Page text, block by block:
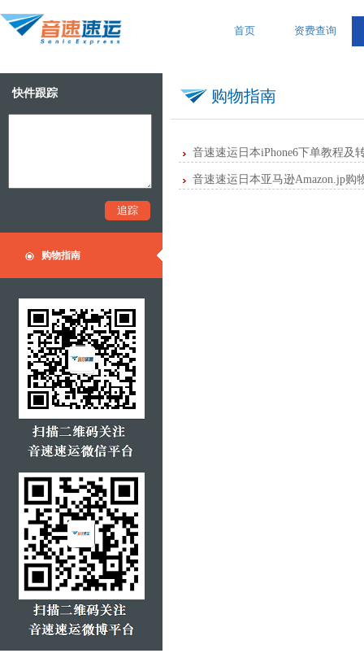
资费查询
首页
快件跟踪
购物指南
购物指南
音速速运日本iPhone6下单教程及
音速速运日本亚马逊Amazon.jp购